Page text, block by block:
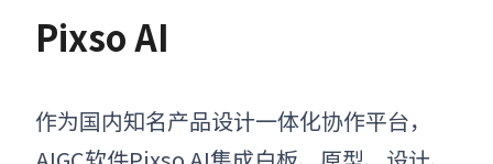
Pixso AI
作为国内知名产品设计一体化协作平台，